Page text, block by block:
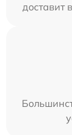
доставит